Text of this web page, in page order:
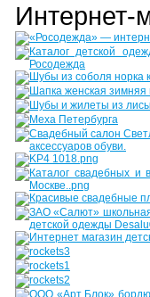
Интернет-